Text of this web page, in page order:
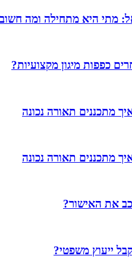
מתי היא מתחילה ומה
כפפות מיגון מקצועיות?
מתכננים תאורה נכונה
מתכננים תאורה נכונה
ייעוץ משפטי?